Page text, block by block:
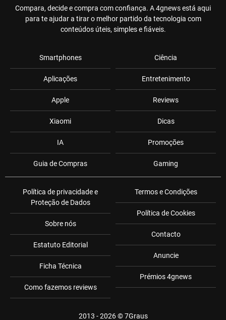
Compara, decide e compra com confiança. A 4gnews está aqui
para te ajudar a tirar o melhor partido da tecnologia com
conteúdos úteis, simples e fiáveis.
Smartphones
Aplicações
Apple
Xiaomi
IA
Guia de Compras
Ciência
Entretenimento
Reviews
Dicas
Promoções
Gaming
Política de privacidade e
Proteção de Dados
Sobre nós
Estatuto Editorial
Ficha Técnica
Como fazemos reviews
Termos e Condições
Política de Cookies
Contacto
Anuncie
Prémios 4gnews
2013 - 2026 ©7Graus